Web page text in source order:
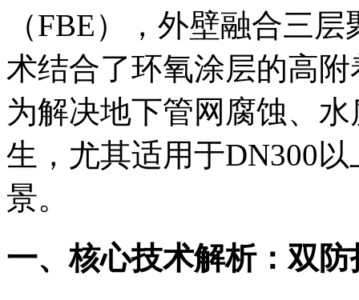
（FBE），外壁融合三
术结合了环氧涂层的高
为解决地下管网腐蚀、
生，尤其适用于DN300
景。
一、核心技术解析：双